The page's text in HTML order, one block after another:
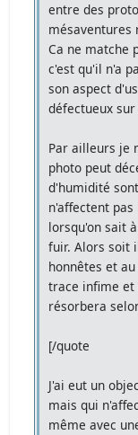
entre des
mésaventures
Ca ne matche
c'est qu'il n'a
son aspect
défectueux
Par ailleurs je
photo peut
d'humidité
n'affectent
lorsqu'on sait
fuir. Alors soit
honnêtes et
trace infime
résorbera
[/quote
J'ai eut un
mais qui
même avec